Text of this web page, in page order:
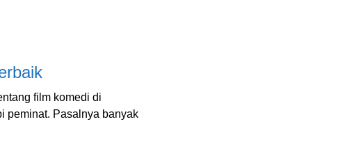
film komedi di
peminat. Pasalnya banyak